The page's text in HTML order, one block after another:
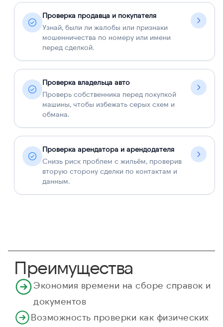
Проверка продавца и покупателя
Узнай, были ли жалобы или признаки
мошенничества по номеру или имени
перед сделкой.
Проверка владельца авто
Проверь собственника перед покупкой
машины, чтобы избежать серых схем и
обмана.
Проверка арендатора и арендодателя
Снизь риск проблем с жильём, проверив
вторую сторону сделки по контактам и
данным.
Преимущества
Экономия времени на сборе справок и
документов
Возможность проверки как физических